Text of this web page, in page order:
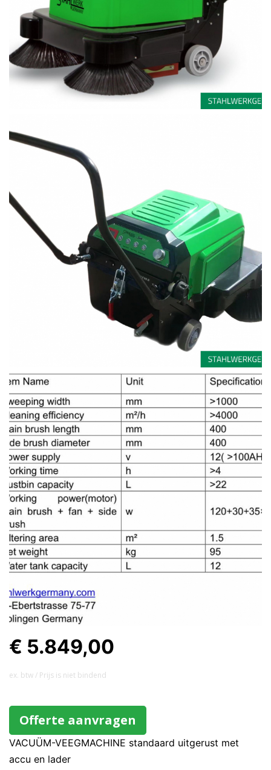
€ 5.849,00
ex. btw / Prijs is niet bindend
Offerte aanvragen
VACUÜM-VEEGMACHINE standaard uitgerust met
accu en lader